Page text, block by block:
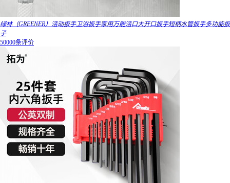
绿林（GREENER）活动扳手卫浴扳手家用万能活口大开口扳手短柄水管扳手多功能扳
子
50000条评价